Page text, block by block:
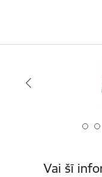
Vai šī